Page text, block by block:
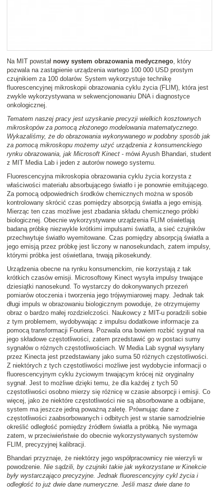
Na MIT powstał nowy system obrazowania medycznego, który
pozwala na zastąpienie urządzenia wartego 100 000 USD prostym
czujnikiem za 100 dolarów. System wykorzystuje technikę
fluorescencyjnej mikroskopii obrazowania cyklu życia (FLIM), która jest
zwykle wykorzystywana w sekwencjonowaniu DNA i diagnostyce
onkologicznej.
Tematem naszej pracy jest uzyskanie precyzji wielkich kosztownych
mikroskopów za pomocą złożonego modelowania matematycznego.
Wykazaliśmy, że do obrazowania wykonywanego w podobny sposób jak
za pomocą mikroskopu możemy użyć urządzenia z konsumenckiego
rynku obrazowania, jak Microsoft Kinect - mówi Ayush Bhandari, student
z MIT Media Lab i jeden z autorów nowego systemu.
Fluorescencyjna mikroskopia obrazowania cyklu życia korzysta z
właściwości materiału absorbującego światło i je ponownie emitującego.
Za pomocą odpowiednich środków chemicznych można w sposób
kontrolowany skrócić czas pomiędzy absorpcją światła a jego emisją.
Mierząc ten czas możliwe jest zbadania składu chemicznego próbki
biologicznej. Obecnie wykorzystywane urządzenia FLIM oświetlają
badaną próbkę niezwykle krótkimi impulsami światła, a sieć czujników
przechwytuje światło wyemitowane. Czas pomiędzy absorpcją światła a
jego emisją przez próbkę jest liczony w nanosekundach, zatem impulsy,
którymi próbka jest oświetlana, trwają pikosekundy.
Urządzenia obecne na rynku konsumenckim, nie korzystają z tak
krótkich czasów emisji. Microsoftowy Kinect wysyła impulsy trwające
dziesiątki nanosekund. To wystarczy do dokonywanych przezeń
pomiarów otoczenia i tworzenia jego trójwymiarowej mapy. Jednak tak
długi impuls w obrazowaniu biologicznym powoduje, że otrzymujemy
obraz o bardzo małej rozdzielczości. Naukowcy z MIT-u poradzili sobie
z tym problemem, wydobywając z impulsu dodatkowe informacje za
pomocą transformacji Fouriera. Pozwala ona bowiem rozbić sygnał na
jego składowe częstotliwości, zatem przedstawić go w postaci sumy
sygnałów o różnych częstotliwościach. W Media Lab sygnał wysyłany
przez Kinecta jest przedstawiany jako suma 50 różnych częstotliwości.
Z niektórych z tych częstotliwości możliwe jest wydobycie informacji o
fluorescencyjnym cyklu życiowym trwającym krócej niż oryginalny
sygnał. Jest to możliwe dzięki temu, że dla każdej z tych 50
częstotliwości osobno mierzy się różnicę w czasie absorpcji i emisji. Co
więcej, jako że niektóre częstotliwości nie są absorbowane a odbijane,
system ma jeszcze jedną poważną zaletę. Prównując dane z
częstotliwości zaabsorbowanych i odbitych jest w stanie samodzielnie
określić odległość pomiędzy źródłem światła a próbką. Nie wymaga
zatem, w przeciwieństwie do obecnie wykorzystywanych systemów
FLIM, precyzyjnej kalibracji.
Bhandari przyznaje, że niektórzy jego współpracownicy nie wierzyli w
powodzenie. Nie sądzili, by czujniki takie jak wykorzystane w Kinekcie
były wystarczająco precyzyjne. Jednak fluorescencyjny cykl życia i
odległość to już dwie dane numeryczne. Jeśli masz dwie dane to